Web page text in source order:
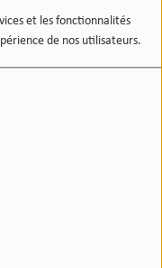
et les fonctionnalités
de nos utilisateurs.
avec David LABAT
la journée avec le